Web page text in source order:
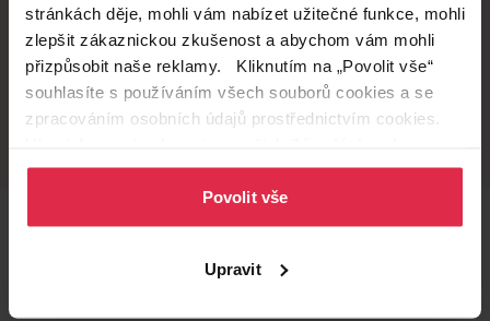
stránkách děje, mohli vám nabízet užitečné funkce, mohli
zlepšit zákaznickou zkušenost a abychom vám mohli
přizpůsobit naše reklamy. Kliknutím na „Povolit vše“
souhlasíte s používáním všech souborů cookies a se
zpracováním osobních údajů prostřednictvím cookies.
osobních údajů.
Povolit vše
Upravit
při nákupu nad 1 200 Kč ušetřete s Teta klubem
Vyzvednutí na
Široká síť prodejen
přes 500 prodejen po
Teta prodejny a služby